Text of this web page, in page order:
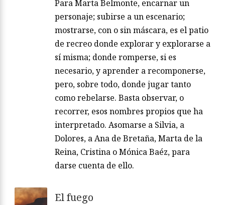
Para Marta Belmonte, encarnar un
personaje; subirse a un escenario;
mostrarse, con o sin máscara, es el patio
de recreo donde explorar y explorarse a
sí misma; donde romperse, si es
necesario, y aprender a recomponerse,
pero, sobre todo, donde jugar tanto
como rebelarse. Basta observar, o
recorrer, esos nombres propios que ha
interpretado. Asomarse a Silvia, a
Dolores, a Ana de Bretaña, Marta de la
Reina, Cristina o Mónica Baéz, para
darse cuenta de ello.
El fuego